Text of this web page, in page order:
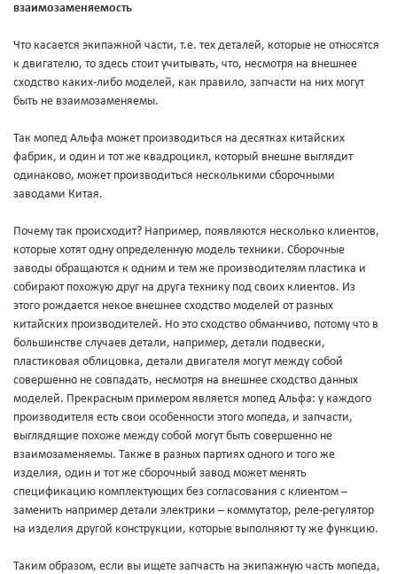
взаимозаменяемость
Что касается экипажной части, т.е. тех деталей, которые не относятся
к двигателю, то здесь стоит учитывать, что, несмотря на внешнее
сходство каких-либо моделей, как правило, запчасти на них могут
быть не взаимозаменяемы.
Так мопед Альфа может производиться на десятках китайских
фабрик, и один и тот же квадроцикл, который внешне выглядит
одинаково, может производиться несколькими сборочными
заводами Китая.
Почему так происходит? Например, появляются несколько клиентов,
которые хотят одну определенную модель техники. Сборочные
заводы обращаются к одним и тем же производителям пластика и
собирают похожую друг на друга технику под своих клиентов. Из
этого рождается некое внешнее сходство моделей от разных
китайских производителей. Но это сходство обманчиво, потому что в
большинстве случаев детали, например, детали подвески,
пластиковая облицовка, детали двигателя могут между собой
совершенно не совпадать, несмотря на внешнее сходство данных
моделей. Прекрасным примером является мопед Альфа: у каждого
производителя есть свои особенности этого мопеда, и запчасти,
выглядящие похоже между собой могут быть совершенно не
взаимозаменяемы. Также в разных партиях одного и того же
изделия, один и тот же сборочный завод может менять
спецификацию комплектующих без согласования с клиентом –
заменить например детали электрики – коммутатор, реле-регулятор
на изделия другой конструкции, которые выполняют ту же функцию.
Таким образом, если вы ищете запчасть на экипажную часть мопеда,